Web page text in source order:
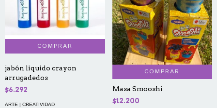
jabón liquido crayon
arrugadedos
$6.292
ARTE | CREATIVIDAD
COMPRAR
Masa Smooshi
$12.200